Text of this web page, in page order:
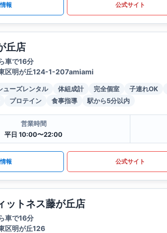
報 公式サイト
丘店
車で16分
区明が丘124-1-207amiami
ューズレンタル 体組成計 完全個室 子連れOK
プロテイン 食事指導 駅から5分以内
営業時間
平日 10:00〜22:00
報 公式サイト
ットネス藤が丘店
車で16分
区明が丘126